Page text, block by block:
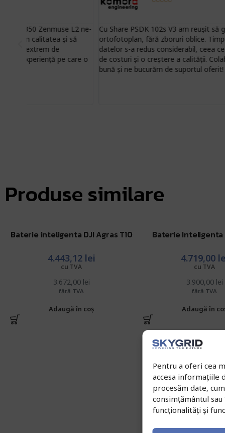
Pentru a oferi cea
accesa informațiile
procesăm date,
consimțământul
funcționalități și
Cu Share PSDK 102s V3 am reușit să generăm rapid mesh și
ortofotoplan, fără zboruri oblice. Timpul de colectare a
datelor s-a redus considerabil, ceea ce a însemnat economii
de costuri și o creștere a calității. Colaborarea a fost foarte
bună și ne bucurăm de suportul oferit!
Produse similare
Baterie inteligenta DJI Agras T10
3.672,00 lei
fără TVA
4.443,12 lei
cu TVA
Adaugă în coș
Baterie Inteligenta
3.900,00 lei
fără TVA
4.719,00
cu TVA
Adaugă în